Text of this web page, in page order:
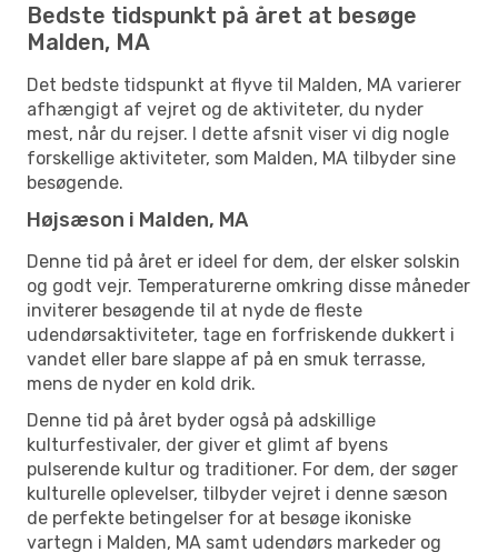
Bedste tidspunkt på året at besøge
Malden, MA
Det bedste tidspunkt at flyve til Malden, MA varierer
afhængigt af vejret og de aktiviteter, du nyder
mest, når du rejser. I dette afsnit viser vi dig nogle
forskellige aktiviteter, som Malden, MA tilbyder sine
besøgende.
Højsæson i Malden, MA
Denne tid på året er ideel for dem, der elsker solskin
og godt vejr. Temperaturerne omkring disse måneder
inviterer besøgende til at nyde de fleste
udendørsaktiviteter, tage en forfriskende dukkert i
vandet eller bare slappe af på en smuk terrasse,
mens de nyder en kold drik.
Denne tid på året byder også på adskillige
kulturfestivaler, der giver et glimt af byens
pulserende kultur og traditioner. For dem, der søger
kulturelle oplevelser, tilbyder vejret i denne sæson
de perfekte betingelser for at besøge ikoniske
vartegn i Malden, MA samt udendørs markeder og